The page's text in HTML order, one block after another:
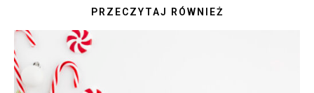
PRZECZYTAJ RÓWNIEŻ